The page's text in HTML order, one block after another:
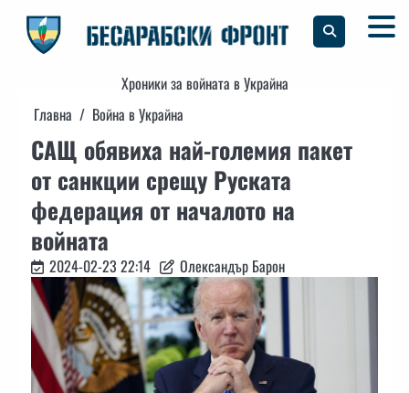
content
Хроники за войната в Украйна
Главна
Война в Украйна
САЩ обявиха най-големия пакет
от санкции срещу Руската
федерация от началото на
войната
2024-02-23 22:14 Олександър Барон